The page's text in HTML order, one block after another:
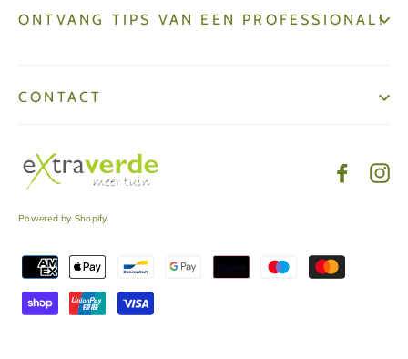
ONTVANG TIPS VAN EEN PROFESSIONAL!
CONTACT
Powered by Shopify